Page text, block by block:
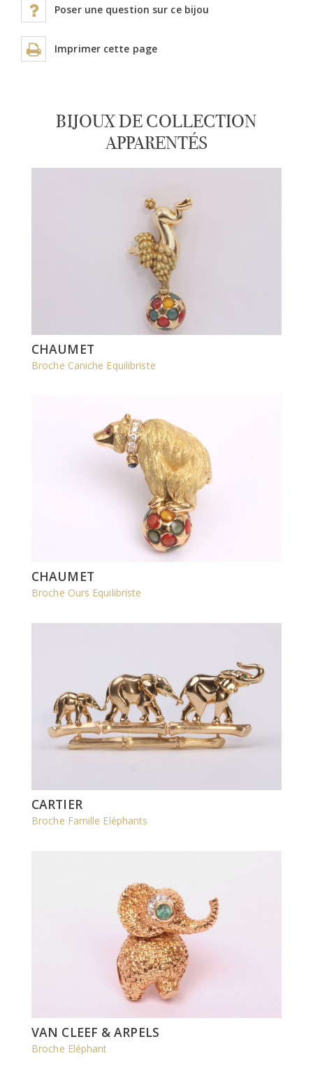
Poser une question sur ce bijou
Imprimer cette page
BIJOUX DE COLLECTION
APPARENTÉS
CHAUMET
Broche Caniche Equilibriste
CHAUMET
Broche Ours Equilibriste
CARTIER
Broche Famille Eléphants
VAN CLEEF & ARPELS
Broche Eléphant